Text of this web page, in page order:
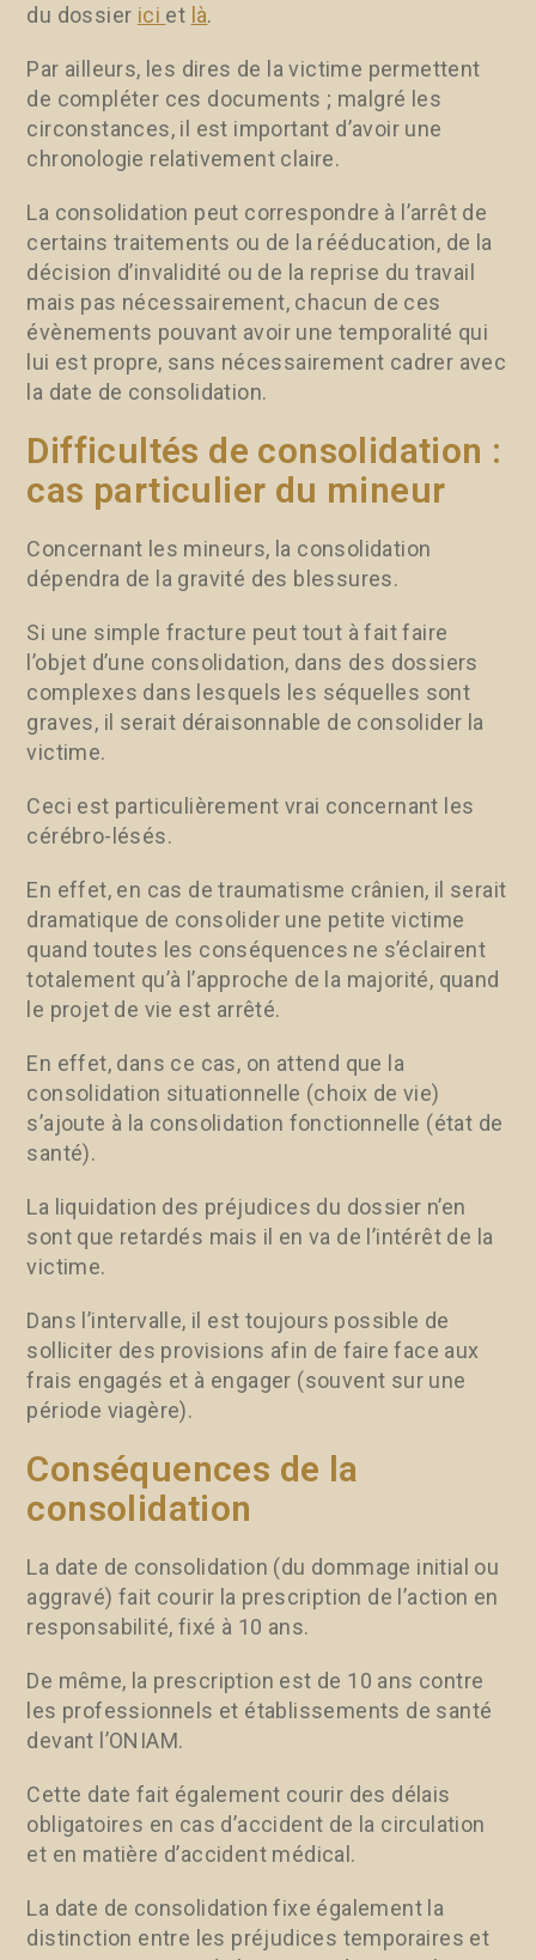
du dossier ici et là.
Par ailleurs, les dires de la victime permettent
de compléter ces documents ; malgré les
circonstances, il est important d’avoir une
chronologie relativement claire.
La consolidation peut correspondre à l’arrêt de
certains traitements ou de la rééducation, de la
décision d’invalidité ou de la reprise du travail
mais pas nécessairement, chacun de ces
évènements pouvant avoir une temporalité qui
lui est propre, sans nécessairement cadrer avec
la date de consolidation.
Difficultés de consolidation :
cas particulier du mineur
Concernant les mineurs, la consolidation
dépendra de la gravité des blessures.
Si une simple fracture peut tout à fait faire
l’objet d’une consolidation, dans des dossiers
complexes dans lesquels les séquelles sont
graves, il serait déraisonnable de consolider la
victime.
Ceci est particulièrement vrai concernant les
cérébro-lésés.
En effet, en cas de traumatisme crânien, il serait
dramatique de consolider une petite victime
quand toutes les conséquences ne s’éclairent
totalement qu’à l’approche de la majorité, quand
le projet de vie est arrêté.
En effet, dans ce cas, on attend que la
consolidation situationnelle (choix de vie)
s’ajoute à la consolidation fonctionnelle (état de
santé).
La liquidation des préjudices du dossier n’en
sont que retardés mais il en va de l’intérêt de la
victime.
Dans l’intervalle, il est toujours possible de
solliciter des provisions afin de faire face aux
frais engagés et à engager (souvent sur une
période viagère).
Conséquences de la
consolidation
La date de consolidation (du dommage initial ou
aggravé) fait courir la prescription de l’action en
responsabilité, fixé à 10 ans.
De même, la prescription est de 10 ans contre
les professionnels et établissements de santé
devant l’ONIAM.
Cette date fait également courir des délais
obligatoires en cas d’accident de la circulation
et en matière d’accident médical.
La date de consolidation fixe également la
distinction entre les préjudices temporaires et